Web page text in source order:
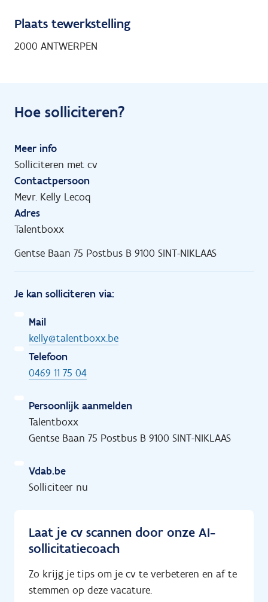
Plaats tewerkstelling
2000 ANTWERPEN
Hoe solliciteren?
Meer info
Solliciteren met cv
Contactpersoon
Mevr. Kelly Lecoq
Adres
Talentboxx
Gentse Baan 75 Postbus B 9100 SINT-NIKLAAS
Je kan solliciteren via:
Mail
kelly@talentboxx.be
Telefoon
0469 11 75 04
Persoonlijk aanmelden
Talentboxx
Gentse Baan 75 Postbus B 9100 SINT-NIKLAAS
Vdab.be
Solliciteer nu
Laat je cv scannen door onze AI-
sollicitatiecoach
Zo krijg je tips om je cv te verbeteren en af te
stemmen op deze vacature.